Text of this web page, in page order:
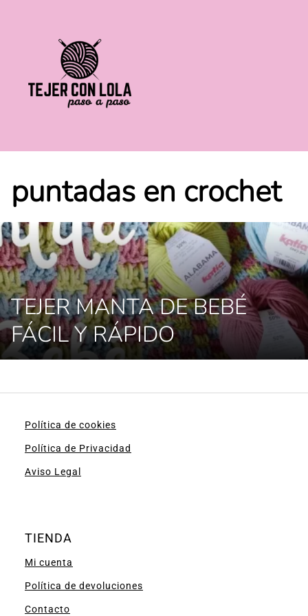
puntadas en crochet
TEJER MANTA DE BEBÉ
FÁCIL Y RÁPIDO
Política de cookies
Política de Privacidad
Aviso Legal
TIENDA
Mi cuenta
Política de devoluciones
Contacto